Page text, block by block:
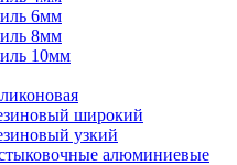
6мм
8мм
10мм
широкий
узкий
алюминиевые